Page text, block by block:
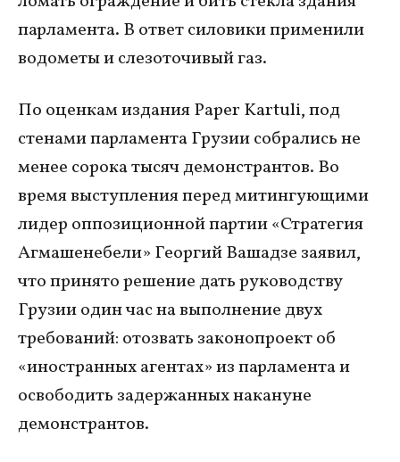
парламента. В ответ силовики применили
водометы и слезоточивый газ.
По оценкам издания Paper Kartuli, под
стенами парламента Грузии собрались не
менее сорока тысяч демонстрантов. Во
время выступления перед митингующими
лидер оппозиционной партии «Стратегия
Агмашенебели» Георгий Вашадзе заявил,
что принято решение дать руководству
Грузии один час на выполнение двух
требований: отозвать законопроект об
«иностранных агентах» из парламента и
освободить задержанных накануне
демонстрантов.